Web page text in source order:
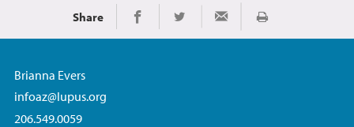
Share Share on Facebook
Share on TwitterShare via EmailImprimir
Brianna Evers
infoaz@lupus.org
206.549.0059